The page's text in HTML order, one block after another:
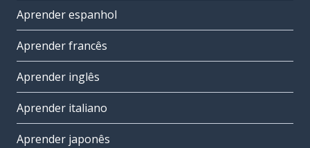
Aprender espanhol
Aprender francês
Aprender inglês
Aprender italiano
Aprender japonês